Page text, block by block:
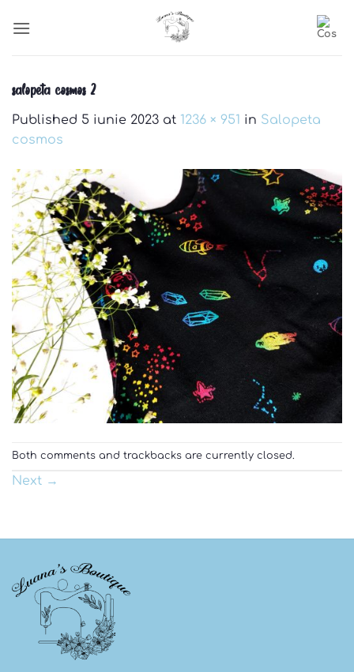
salopeta cosmos 2
Published 5 iunie 2023 at 1236 × 951 in Salopeta
cosmos
Both comments and trackbacks are currently closed.
Next →